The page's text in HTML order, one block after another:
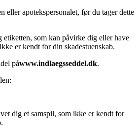
eller apotekspersonalet, før du tager dette
som kan påvirke dig eller have
er kendt for din skadestuenskab.
påwww.indlaegsseddel.dk.
dig et samspil, som ikke er kendt for